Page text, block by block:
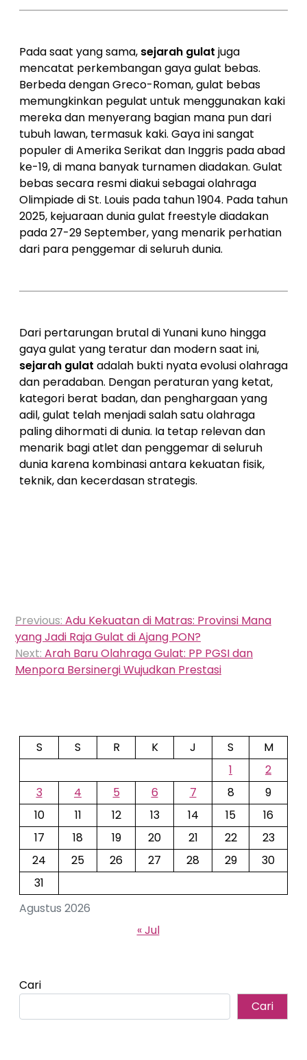
Pada saat yang sama, sejarah gulat juga
mencatat perkembangan gaya gulat bebas.
Berbeda dengan Greco-Roman, gulat bebas
memungkinkan pegulat untuk menggunakan kaki
mereka dan menyerang bagian mana pun dari
tubuh lawan, termasuk kaki. Gaya ini sangat
populer di Amerika Serikat dan Inggris pada abad
ke-19, di mana banyak turnamen diadakan. Gulat
bebas secara resmi diakui sebagai olahraga
Olimpiade di St. Louis pada tahun 1904. Pada tahun
2025, kejuaraan dunia gulat freestyle diadakan
pada 27-29 September, yang menarik perhatian
dari para penggemar di seluruh dunia.
Dari pertarungan brutal di Yunani kuno hingga
gaya gulat yang teratur dan modern saat ini,
sejarah gulat adalah bukti nyata evolusi olahraga
dan peradaban. Dengan peraturan yang ketat,
kategori berat badan, dan penghargaan yang
adil, gulat telah menjadi salah satu olahraga
paling dihormati di dunia. Ia tetap relevan dan
menarik bagi atlet dan penggemar di seluruh
dunia karena kombinasi antara kekuatan fisik,
teknik, dan kecerdasan strategis.
Navigasi
pos
Previous: Adu Kekuatan di Matras: Provinsi Mana
yang Jadi Raja Gulat di Ajang PON?
Next: Arah Baru Olahraga Gulat: PP PGSI dan
Menpora Bersinergi Wujudkan Prestasi
Agustus 2026
S S R K J S
M
1
2
3
4 5 6 7 8
9
10
11 12 13 14 15
16
17
18 19 20 21 22
23
24
25 26 27 28 29
30
31
« Jul
Cari
Cari